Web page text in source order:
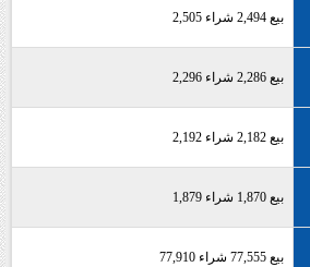
بيع 2,494 شراء 2,505
بيع 2,286 شراء 2,296
بيع 2,182 شراء 2,192
بيع 1,870 شراء 1,879
بيع 77,555 شراء 77,910